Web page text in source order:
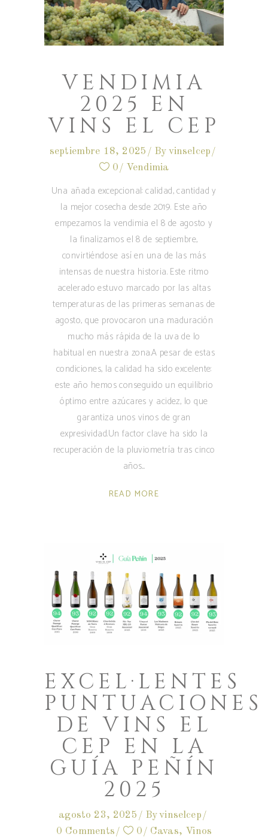
VENDIMIA
2025 EN
VINS EL CEP
septiembre 18, 2025 By vinselcep
0
Vendimia
Una añada excepcional: calidad, cantidad y
la mejor cosecha desde 2019. Este año
empezamos la vendimia el 8 de agosto y
la finalizamos el 8 de septiembre,
convirtiéndose así en una de las más
intensas de nuestra historia. Este ritmo
acelerado estuvo marcado por las altas
temperaturas de las primeras semanas de
agosto, que provocaron una maduración
mucho más rápida de la uva de lo
habitual en nuestra zona.A pesar de estas
condiciones, la calidad ha sido excelente:
este año hemos conseguido un equilibrio
óptimo entre azúcares y acidez, lo que
garantiza unos vinos de gran
expresividad.Un factor clave ha sido la
recuperación de la pluviometría tras cinco
años
READ MORE
EXCEL·LENTES
PUNTUACIONES
DE VINS EL
CEP EN LA
GUÍA PEÑÍN
2025
agosto 23, 2025 Byvinselcep
0 Comments
0 Cavas, Vinos